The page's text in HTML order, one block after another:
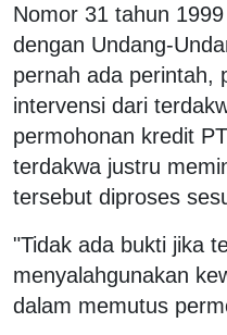
Nomor 31 tahun
dengan Undang-
pernah ada perintah,
intervensi dari
permohonan kredit
terdakwa justru
tersebut diproses
"Tidak ada bukti jika
menyalahgunakan
dalam memutus